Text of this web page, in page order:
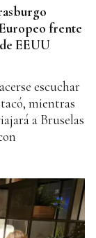
frente
EEUU
escuchar
mientras
a Bruselas